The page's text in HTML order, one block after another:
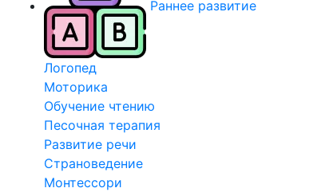
Раннее развитие
Логопед
Моторика
Обучение чтению
Песочная терапия
Развитие речи
Страноведение
Монтессори